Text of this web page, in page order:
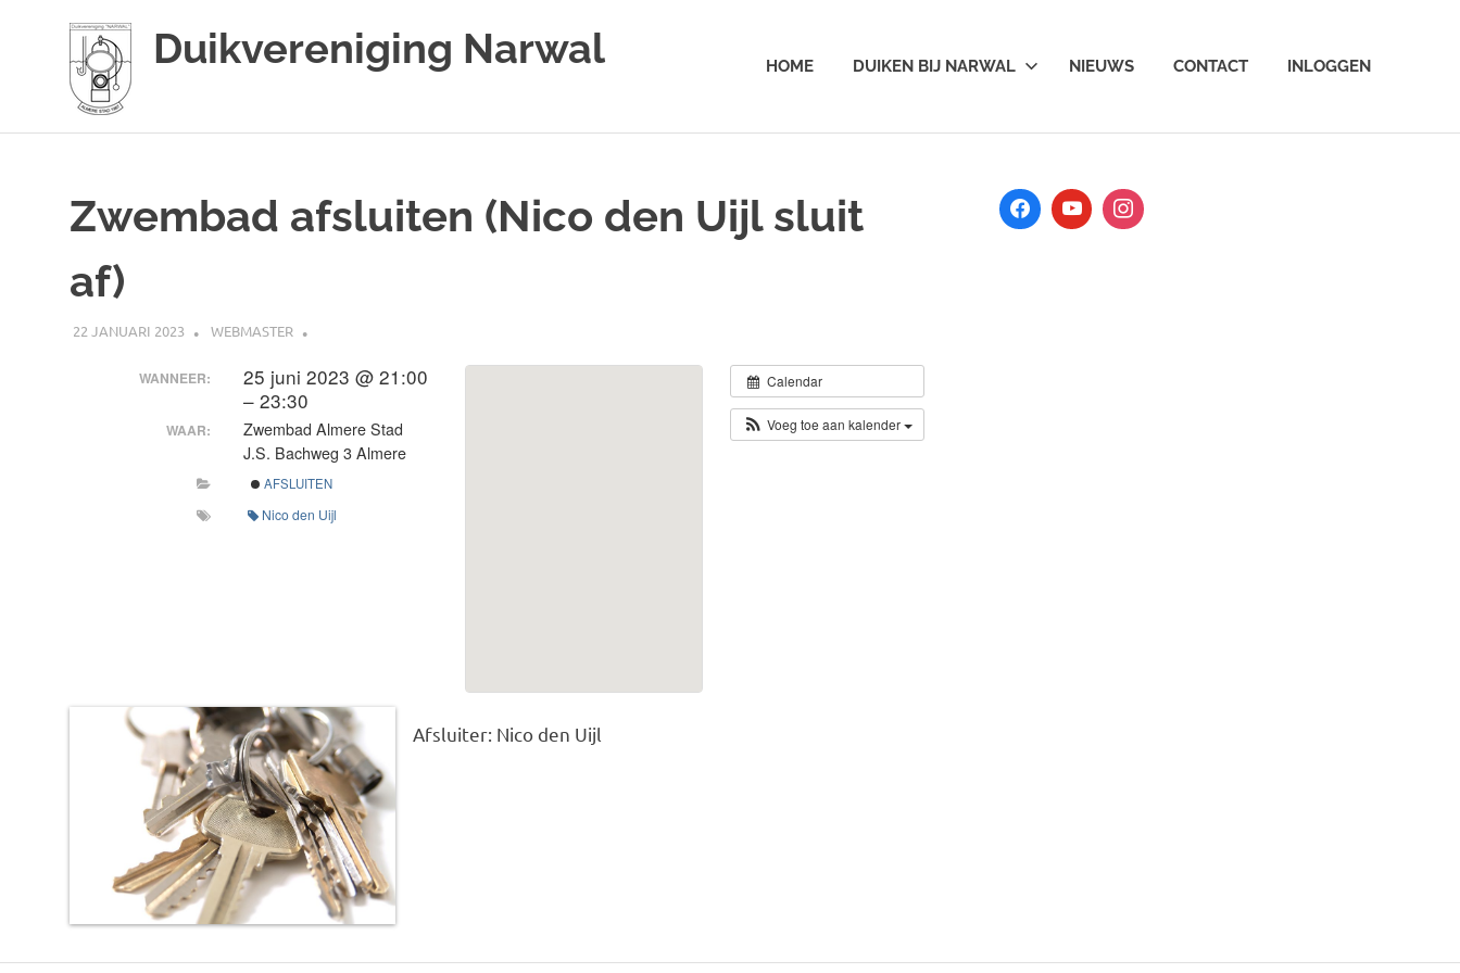
Duikvereniging Narwal HOME DUIKEN BIJ NARWAL NIEUWS CONTACT INLOGGEN
Zwembad afsluiten (Nico den Uijl sluit
af)
22 JANUARI 2023 WEBMASTER
Calendar
Voeg toe aan kalender
WANNEER:
25 juni 2023 @ 21:00
– 23:30
WAAR:
Zwembad Almere Stad
J.S. Bachweg 3 Almere
AFSLUITEN
Nico den Uijl
Afsluiter: Nico den Uijl